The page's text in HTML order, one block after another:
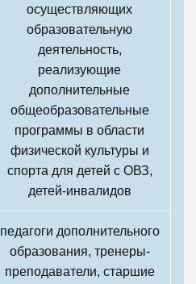
осуществляющих
образовательную
деятельность,
реализующие
дополнительные
общеобразовательные
программы в области
физической культуры и
спорта для детей с ОВЗ,
детей-инвалидов
педагоги дополнительного
образования, тренеры-
преподаватели, старшие